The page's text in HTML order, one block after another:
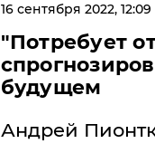
16 сентября 2022, 12:09
"Потребует
будущем
Андрей